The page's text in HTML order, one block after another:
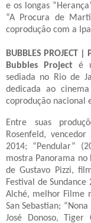
e os longas
“A Procura de
coprodução com a
BUBBLES PROJECT
Bubbles Project é
sediada no Rio de
dedicada ao
coprodução nacional
Entre suas
Rosenfeld,
2014; “Pendular”
mostra Panorama no
de Gustavo Pizzi,
Festival de
Alché, melhor Filme
San Sebastian;
José Donoso,